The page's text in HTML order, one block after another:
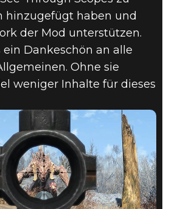
hinzugefügt haben und
der Mod unterstützen.
Dankeschön an alle
Ohne sie
weniger Inhalte für dieses